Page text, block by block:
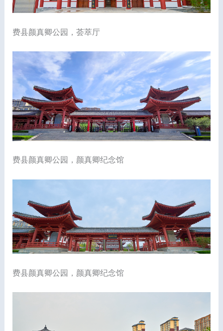
费县颜真卿公园，荟萃厅
费县颜真卿公园，颜真卿纪念馆
费县颜真卿公园，颜真卿纪念馆